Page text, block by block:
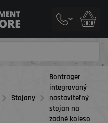
Stojany
Bontrager
integrovaný
nastaviteľný
stojan na
zadné koleso